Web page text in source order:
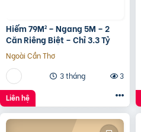
Hiếm 79M² – Ngang 5M – 2
Căn Riêng Biệt – Chỉ 3.3 Tỷ
Ngoài Cần Thơ
3 tháng
3
Liên hệ